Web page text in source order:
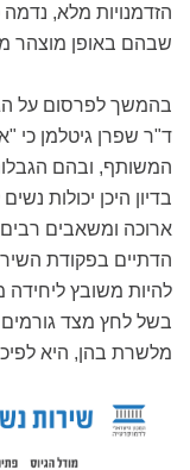
הזדמנויות מלא,
שבהם באופן מוצהר
בהמשך לפרסום על
ד"ר שפרן גיטלמן כי
המשותף, ובהם
בדיון היכן יכולות
ארוכה ומשאבים
הדתיים בפקודת
להיות משובץ
בשל לחץ מצד גורמים
מלשרת בהן, היא